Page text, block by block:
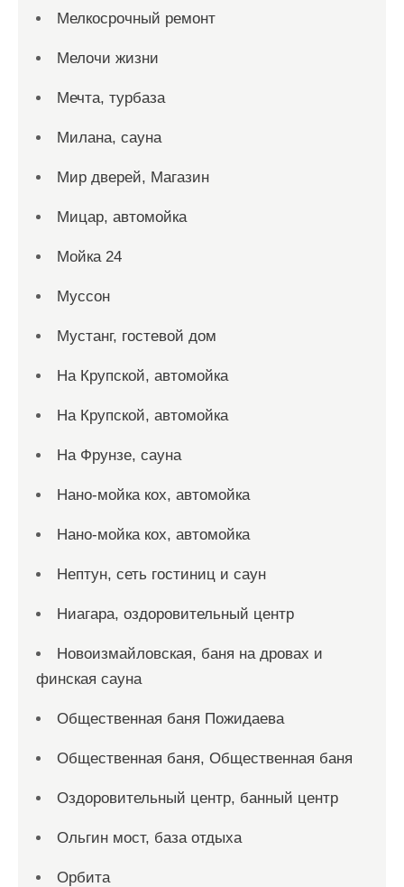
Мелкосрочный ремонт
Мелочи жизни
Мечта, турбаза
Милана, сауна
Мир дверей, Магазин
Мицар, автомойка
Мойка 24
Муссон
Мустанг, гостевой дом
На Крупской, автомойка
На Крупской, автомойка
На Фрунзе, сауна
Нано-мойка кох, автомойка
Нано-мойка кох, автомойка
Нептун, сеть гостиниц и саун
Ниагара, оздоровительный центр
Новоизмайловская, баня на дровах и
финская сауна
Общественная баня Пожидаева
Общественная баня, Общественная баня
Оздоровительный центр, банный центр
Ольгин мост, база отдыха
Орбита